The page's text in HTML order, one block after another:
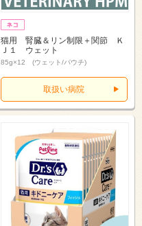
猫用 腎臓＆リン制限＋関節 Ｋ
Ｊ１ ウェット
85g×12 (ウェット/パウチ)
取扱い病院